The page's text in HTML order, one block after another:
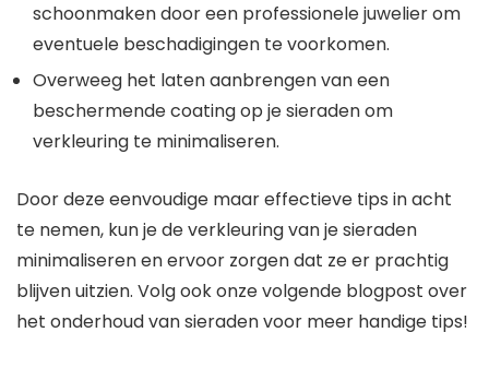
schoonmaken door een professionele juwelier om
eventuele beschadigingen te voorkomen.
Overweeg het laten aanbrengen van een
beschermende coating op je sieraden om
verkleuring te minimaliseren.
Door deze eenvoudige maar effectieve tips in acht
te nemen, kun je de verkleuring van je sieraden
minimaliseren en ervoor zorgen dat ze er prachtig
blijven uitzien. Volg ook onze volgende blogpost over
het onderhoud van sieraden voor meer handige tips!